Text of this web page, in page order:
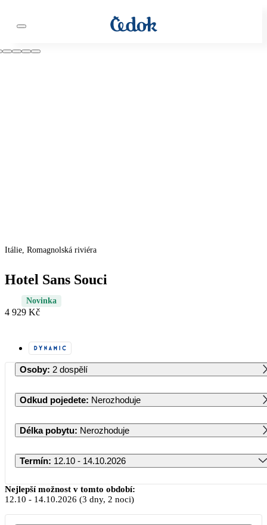
Itálie, Romagnolská riviéra
Hotel Sans Souci
Novinka
4 929 Kč
Osoby: 2 dospělí
Odkud pojedete: Nerozhoduje
Délka pobytu: Nerozhoduje
Termín: 12.10 - 14.10.2026
Říjen 2026
PO ÚT ST ČT PÁ SO NE
Nejlepší možnost v tomto období:
12.10 - 14.10.2026 (3 dny, 2 noci)